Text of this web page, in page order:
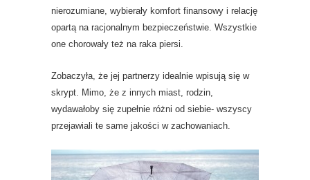
nierozumiane, wybierały komfort finansowy i relację
opartą na racjonalnym bezpieczeństwie. Wszystkie
one chorowały też na raka piersi.
Zobaczyła, że jej partnerzy idealnie wpisują się w
skrypt. Mimo, że z innych miast, rodzin,
wydawałoby się zupełnie różni od siebie- wszyscy
przejawiali te same jakości w zachowaniach.